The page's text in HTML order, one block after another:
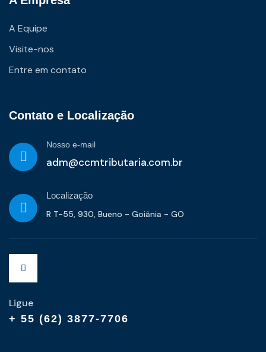
A Equipe
Visite-nos
Entre em contato
Contato e Localização
Nosso e-mail
adm@ccmtributaria.com.br
Localização
R T-55, 930, Bueno - Goiânia - GO
Ligue
+ 55 (62) 3877-7706